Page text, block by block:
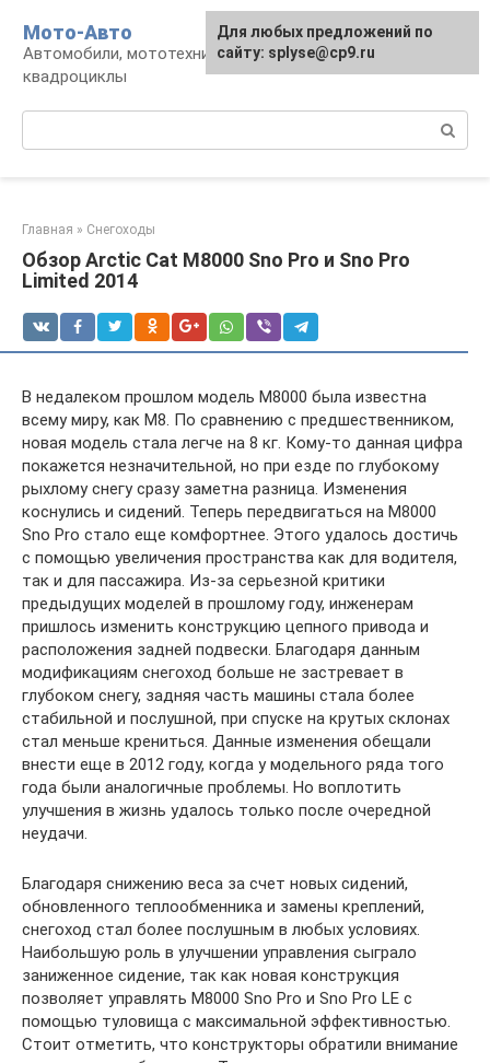
контенту
Мото-Авто
Автомобили, мототехника, снегоходы,
квадроциклы
Главная » Снегоходы
Обзор Arctic Cat M8000 Sno Pro и Sno Pro
Limited 2014
В недалеком прошлом модель М8000 была известна
всему миру, как М8. По сравнению с предшественником,
новая модель стала легче на 8 кг. Кому-то данная цифра
покажется незначительной, но при езде по глубокому
рыхлому снегу сразу заметна разница. Изменения
коснулись и сидений. Теперь передвигаться на М8000
Sno Pro стало еще комфортнее. Этого удалось достичь
с помощью увеличения пространства как для водителя,
так и для пассажира. Из-за серьезной критики
предыдущих моделей в прошлому году, инженерам
пришлось изменить конструкцию цепного привода и
расположения задней подвески. Благодаря данным
модификациям снегоход больше не застревает в
глубоком снегу, задняя часть машины стала более
стабильной и послушной, при спуске на крутых склонах
стал меньше крениться. Данные изменения обещали
внести еще в 2012 году, когда у модельного ряда того
года были аналогичные проблемы. Но воплотить
улучшения в жизнь удалось только после очередной
неудачи.
Благодаря снижению веса за счет новых сидений,
обновленного теплообменника и замены креплений,
снегоход стал более послушным в любых условиях.
Наибольшую роль в улучшении управления сыграло
заниженное сидение, так как новая конструкция
позволяет управлять M8000 Sno Pro и Sno Pro LE с
помощью туловища с максимальной эффективностью.
Стоит отметить, что конструкторы обратили внимание
Для любых предложений по
сайту: splyse@cp9.ru